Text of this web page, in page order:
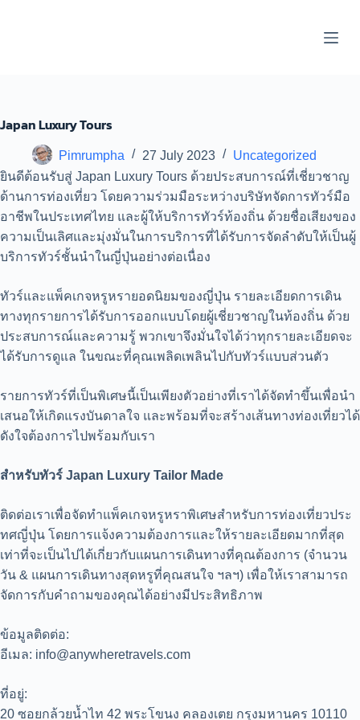
n
n
Japan Luxury Tours
Pimrumpha 27 July 2023
Uncategorized
ยินดีต้อนรับสู่ Japan Luxury Tours ด้วยประสบการณ์ที่เชี่ยวชาญ
ด้านการท่องเที่ยว โดยความร่วมมือระหว่างบริษัทจัดการทัวร์มือ
อาชีพในประเทศไทย และผู้ให้บริการทัวร์ท้องถิ่น ด้วยชื่อเสียงของ
ความเป็นเลิศและมุ่งมั่นในการบริการที่ได้รับการจัดลำดับให้เป็นผู้
บริการทัวร์ชั้นนำในญี่ปุ่นอย่างต่อเนื่อง
ทัวร์และแพ็คเกจหรูหรายอดนิยมของญี่ปุ่น รายละเอียดการเดิน
ทางทุกรายการได้รับการออกแบบโดยผู้เชี่ยวชาญในท้องถิ่น ด้วย
ประสบการณ์และความรู้ พวกเขาจึงมั่นใจได้ว่าทุกรายละเอียดจะ
ได้รับการดูแล ในขณะที่คุณเพลิดเพลินไปกับทัวร์แบบส่วนตัว
รายการทัวร์ที่เป็นพิเศษนี้เป็นเพียงตัวอย่างที่เราได้จัดทำขึ้นเพื่อนำ
เสนอให้เกิดแรงบันดาลใจ และพร้อมที่จะสร้างเส้นทางท่องเที่ยวได้
ดังใจต้องการไปพร้อมกับเรา
สำหรับทัวร์ Japan Luxury Tailor Made
ติดต่อเราเพื่อจัดทำแพ็คเกจหรูหราพิเศษสำหรับการท่องเที่ยวประ
ทศญี่ปุ่น โดยการแจ้งความต้องการและให้รายละเอียดมากที่สุด
เท่าที่จะเป็นไปได้เกี่ยวกับแผนการเดินทางที่คุณต้องการ (จำนวน
วัน & แผนการเดินทางสุดหรูที่คุณสนใจ ฯลฯ) เพื่อให้เราสามารถ
จัดการกับคำถามของคุณได้อย่างมีประสิทธิภาพ
ข้อมูลติดต่อ:
อีเมล: info@anywheretravels.com
ที่อยู่:
20 ซอยกล้วยน้ำไท 42 พระโขนง คลองเตย กรุงมหานคร 10110